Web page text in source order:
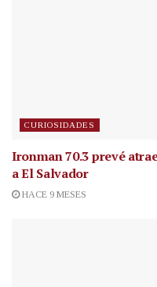
CURIOSIDADES
Ironman 70.3 prevé
a El Salvador
HACE 9 MESES